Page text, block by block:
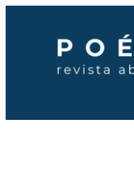
contenido